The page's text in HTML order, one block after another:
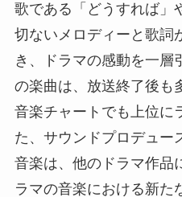
歌である「どうすれば」
切ないメロディーと歌詞
き、ドラマの感動を一層
の楽曲は、放送終了後も
音楽チャートでも上位に
た、サウンドプロデュー
音楽は、他のドラマ作品
ラマの音楽における新た